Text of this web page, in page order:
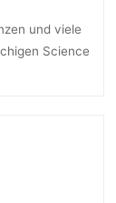
und viele
Science